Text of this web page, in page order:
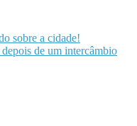
sobre a cidade!
de um intercâmbio